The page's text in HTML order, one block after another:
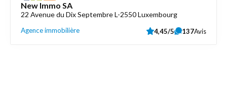
New Immo SA
22 Avenue du Dix Septembre L-2550 Luxembourg
Agence immobilière 4,45/5 137Avis